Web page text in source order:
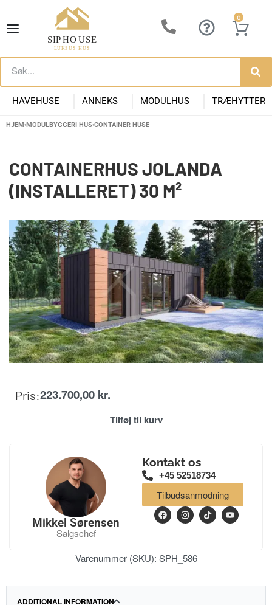
0
HAVEHUSE
Lille Havehus i Træ Have Anneks
ANNEKS
Luksus Anneks
MODULHUS
Container huse
TRÆHYTTER
HJEM›MODULBYGGERI HUS›CONTAINER HUSE
CONTAINERHUS JOLANDA
(INSTALLERET) 30 M²
Pris:223.700,00 kr.
Tilføj til kurv
Kontakt os
+45 52518734
Tilbudsanmodning
Mikkel Sørensen
Salgschef
Varenummer (SKU): SPH_586
ADDITIONAL INFORMATION